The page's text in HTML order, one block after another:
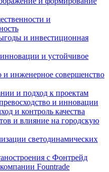
и
и инвестиционная
и устойчивое
инженерное совершенство
и подход к проектам
и инновации
и контроль качества
и влияние на городскую
светодинамических
с Фонтрейд
Fountrade